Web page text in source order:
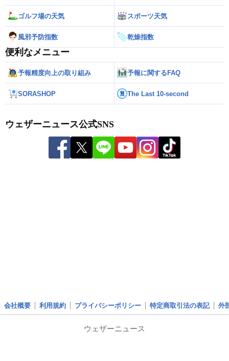
ゴルフ場の天気 スポーツ天気
風邪予防指数 乾燥指数
便利なメニュー
予報精度向上の取り組み 予報に関するFAQ
SORASHOP The Last 10-second
ウェザーニュース公式SNS
会社概要 利用規約 プライバシーポリシー 特定商取引法の表記 外
ウェザーニュース